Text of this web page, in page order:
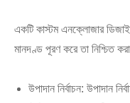
একটি কাস্টম এনক্লোজার
মানদণ্ড পূরণ করে তা নিশ্চিত
উপাদান নির্বাচন: উপাদান